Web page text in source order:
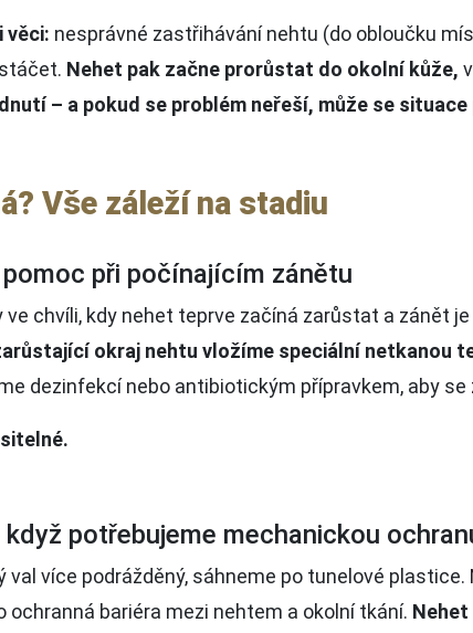
věci: nesprávné zastřihávání nehtu (do obloučku
Nehet pak začne prorůstat do okolní kůže,
– a pokud se problém neřeší, může se
Vše záleží na stadiu
při počínajícím zánětu
chvíli, kdy nehet teprve začíná zarůstat a zánět
okraj nehtu vložíme speciální netkanou
dezinfekcí nebo antibiotickým přípravkem, aby se
potřebujeme mechanickou
val více podrážděný, sáhneme po tunelové
ochranná bariéra mezi nehtem a okolní tkání.